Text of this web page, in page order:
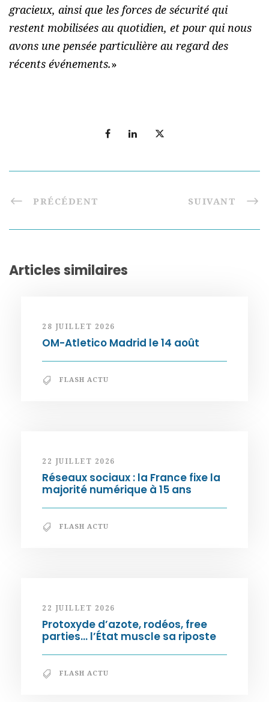
gracieux, ainsi que les forces de sécurité qui
restent mobilisées au quotidien, et pour qui nous
avons une pensée particulière au regard des
récents événements.»
PRÉCÉDENT SUIVANT
Articles similaires
28 JUILLET 2026
OM-Atletico Madrid le 14 août
FLASH ACTU
22 JUILLET 2026
Réseaux sociaux : la France fixe la
majorité numérique à 15 ans
FLASH ACTU
22 JUILLET 2026
Protoxyde d’azote, rodéos, free
parties… l’État muscle sa riposte
FLASH ACTU